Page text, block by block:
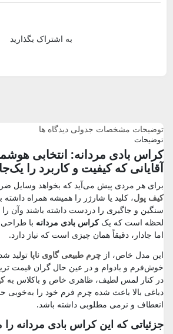
به اشتراک بگذارید
توضیحات مشخصات جدولی دیدگاه ها
توضیحات
کراس بادی مردانه: انتخابی
آقایانی که کیفیت و کاربرد را
برای هر مردی پیش می‌آید که بخواهد وسایل
کیف پول، کلید یا شارژر را همیشه همراه داشته
سنگین و جاگیری را دردست داشته باشند وآن
لحظه است که یککراس بادی مردانه با
اما جادار، دقیقاً همان چیزی است که نیاز دارد.
این مدل خاص، ازچرم طبیعی گاوی ناپا تولید
خوش‌فرم و بادوام و در عین حال گران قیمت
در کنار لمس لطیف، ظاهری خاص و باکلاس به
دباغی بالا باعث شده چرم فرم خود را به‌خوبی
انعطاف و نرمی مطلوبی داشته باشد.
جزئیاتی که این کراس بادی مردانه را